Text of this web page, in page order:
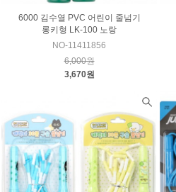
6000 김수열 PVC 어린이 줄넘기
롱키형 LK-100 노랑
NO-11411856
6,000원
3,670원